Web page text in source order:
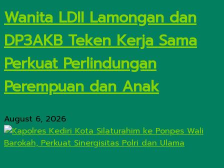
Wanita LDII Lamongan dan
DP3AKB Teken Kerja Sama
Perkuat Perlindungan
Perempuan dan Anak
August 6, 2026